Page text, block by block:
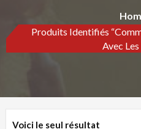
Produits Identifiés
Avec Les
Voici le seul résultat